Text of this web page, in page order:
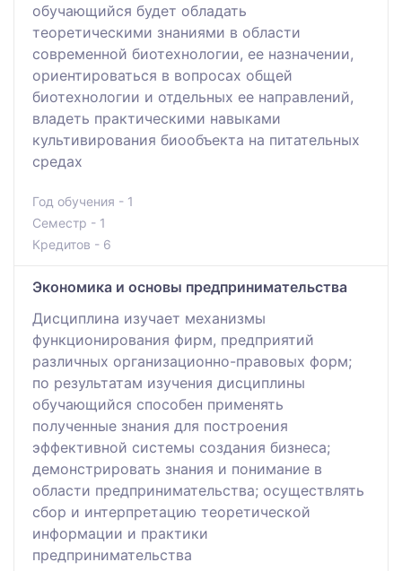
обучающийся будет обладать
теоретическими знаниями в области
современной биотехнологии, ее назначении,
ориентироваться в вопросах общей
биотехнологии и отдельных ее направлений,
владеть практическими навыками
культивирования биообъекта на питательных
средах
Год обучения - 1
Семестр - 1
Кредитов - 6
Экономика и основы предпринимательства
Дисциплина изучает механизмы
функционирования фирм, предприятий
различных организационно-правовых форм;
по результатам изучения дисциплины
обучающийся способен применять
полученные знания для построения
эффективной системы создания бизнеса;
демонстрировать знания и понимание в
области предпринимательства; осуществлять
сбор и интерпретацию теоретической
информации и практики
предпринимательства